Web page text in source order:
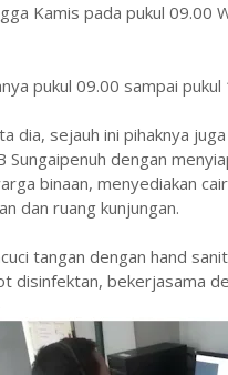
Kamis pada pukul 09.00
pukul 09.00 sampai
dia, sejauh ini pihaknya
Sungaipenuh dengan
binaan, menyediakan
dan ruang kunjungan.
tangan dengan hand
disinfektan, bekerjasama